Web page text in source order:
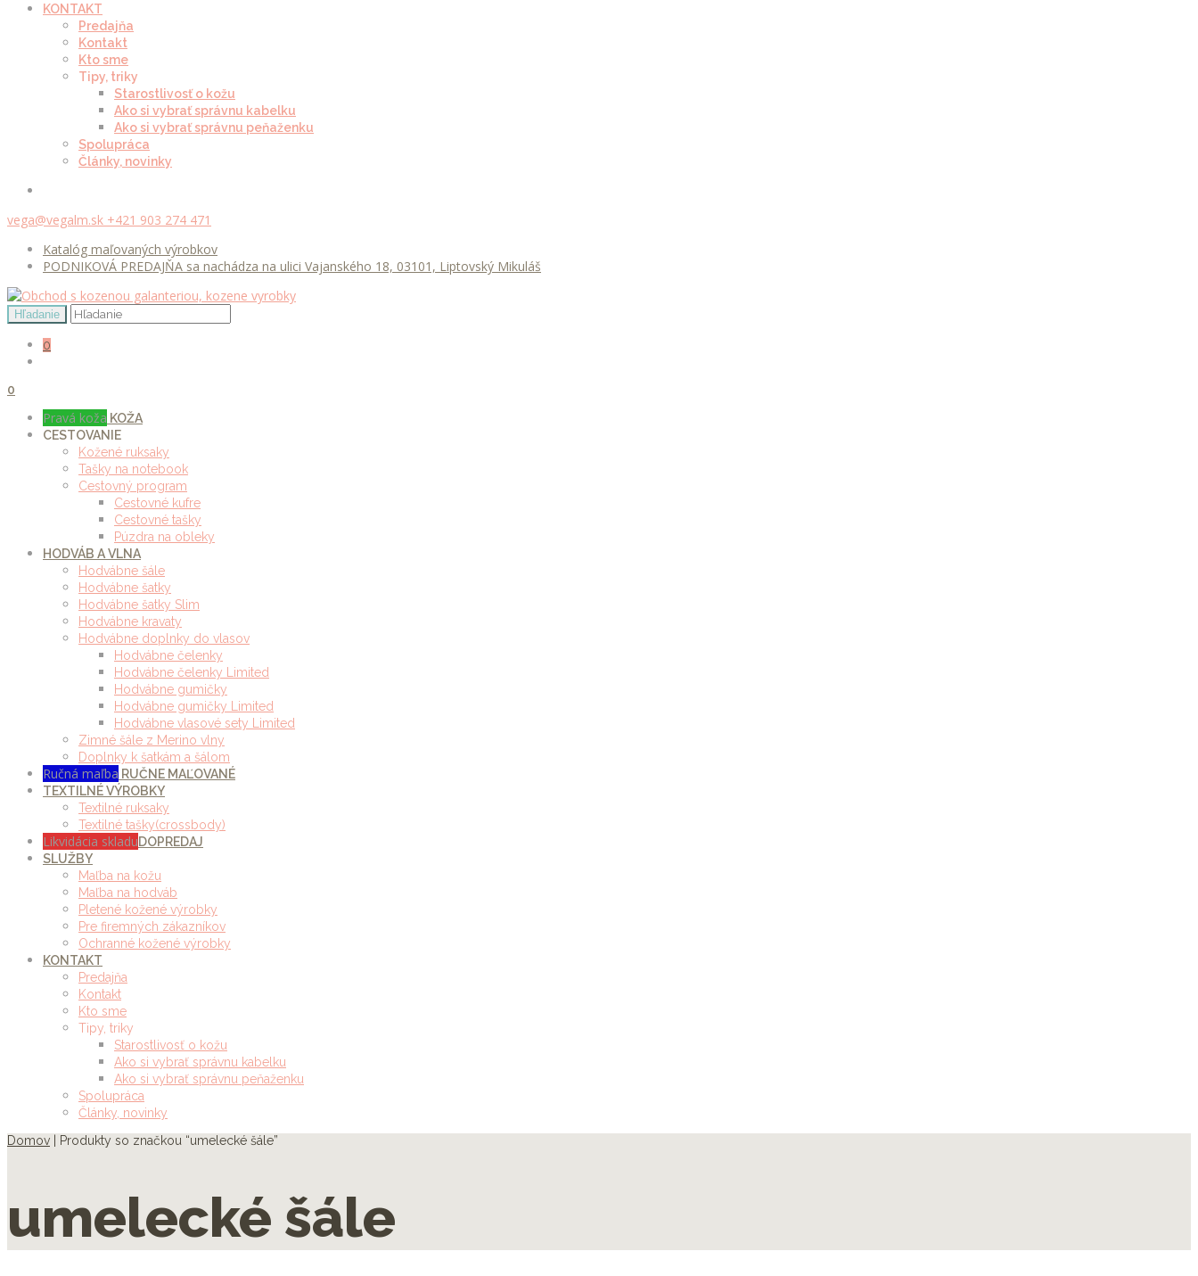
KONTAKT
Predajňa
Kontakt
Kto sme
Tipy, triky
Starostlivosť o kožu
Ako si vybrať správnu kabelku
Ako si vybrať správnu peňaženku
Spolupráca
Články, novinky
vega@vegalm.sk +421 903 274 471
Katalóg maľovaných výrobkov
PODNIKOVÁ PREDAJŇA sa nachádza na ulici Vajanského 18, 03101, Liptovský Mikuláš
0
0
Pravá koža KOŽA
CESTOVANIE
Kožené ruksaky
Tašky na notebook
Cestovný program
Cestovné kufre
Cestovné tašky
Púzdra na obleky
HODVÁB A VLNA
Hodvábne šále
Hodvábne šatky
Hodvábne šatky Slim
Hodvábne kravaty
Hodvábne doplnky do vlasov
Hodvábne čelenky
Hodvábne čelenky Limited
Hodvábne gumičky
Hodvábne gumičky Limited
Hodvábne vlasové sety Limited
Zimné šále z Merino vlny
Doplnky k šatkám a šálom
Ručná maľba RUČNE MAĽOVANÉ
TEXTILNÉ VÝROBKY
Textilné ruksaky
Textilné tašky(crossbody)
Likvidácia skladuDOPREDAJ
SLUŽBY
Maľba na kožu
Maľba na hodváb
Pletené kožené výrobky
Pre firemných zákazníkov
Ochranné kožené výrobky
KONTAKT
Predajňa
Kontakt
Kto sme
Tipy, triky
Starostlivosť o kožu
Ako si vybrať správnu kabelku
Ako si vybrať správnu peňaženku
Spolupráca
Články, novinky
Domov | Produkty so značkou “umelecké šále”
umelecké šále